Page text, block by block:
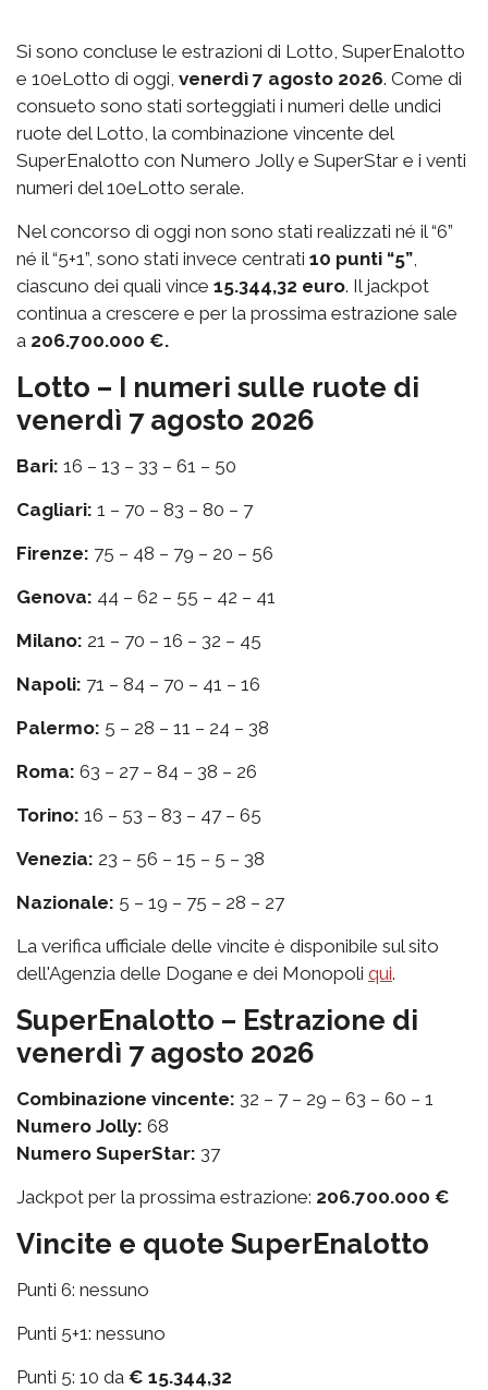
Si sono concluse le estrazioni di Lotto, SuperEnalotto
e 10eLotto di oggi, venerdì 7 agosto 2026. Come di
consueto sono stati sorteggiati i numeri delle undici
ruote del Lotto, la combinazione vincente del
SuperEnalotto con Numero Jolly e SuperStar e i venti
numeri del 10eLotto serale.
Nel concorso di oggi non sono stati realizzati né il “6”
né il “5+1”, sono stati invece centrati 10 punti “5”
ciascuno dei quali vince 15.344,32 euro. Il jackpot
continua a crescere e per la prossima estrazione sale
a 206.700.000 €.
Lotto – I numeri sulle ruote di
venerdì 7 agosto 2026
Bari: 16 – 13 – 33 – 61 – 50
Cagliari: 1 – 70 – 83 – 80 – 7
Firenze: 75 – 48 – 79 – 20 – 56
Genova: 44 – 62 – 55 – 42 – 41
Milano: 21 – 70 – 16 – 32 – 45
Napoli: 71 – 84 – 70 – 41 – 16
Palermo: 5 – 28 – 11 – 24 – 38
Roma: 63 – 27 – 84 – 38 – 26
Torino: 16 – 53 – 83 – 47 – 65
Venezia: 23 – 56 – 15 – 5 – 38
Nazionale: 5 – 19 – 75 – 28 – 27
La verifica ufficiale delle vincite è disponibile sul sito
dell'Agenzia delle Dogane e dei Monopoli qui.
SuperEnalotto – Estrazione di
venerdì 7 agosto 2026
Combinazione vincente: 32 – 7 – 29 – 63 – 60 – 1
Numero Jolly: 68
Numero SuperStar: 37
Jackpot per la prossima estrazione: 206.700.000 €
Vincite e quote SuperEnalotto
Punti 6: nessuno
Punti 5+1: nessuno
Punti 5: 10 da € 15.344,32